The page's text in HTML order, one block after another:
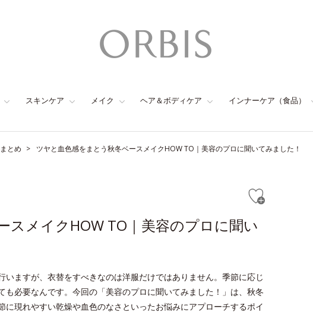
スキンケア メイク ヘア＆ボディケア インナーケア（食品）
とめ ツヤと血色感をまとう秋冬ベースメイクHOW TO｜美容のプロに聞いてみました！
スメイクHOW TO｜美容のプロに聞い
いますが、衣替をすべきなのは洋服だけではありません。季節に応じ
も必要なんです。今回の「美容のプロに聞いてみました！」は、秋冬
に現れやすい乾燥や血色のなさといったお悩みにアプローチするポイ